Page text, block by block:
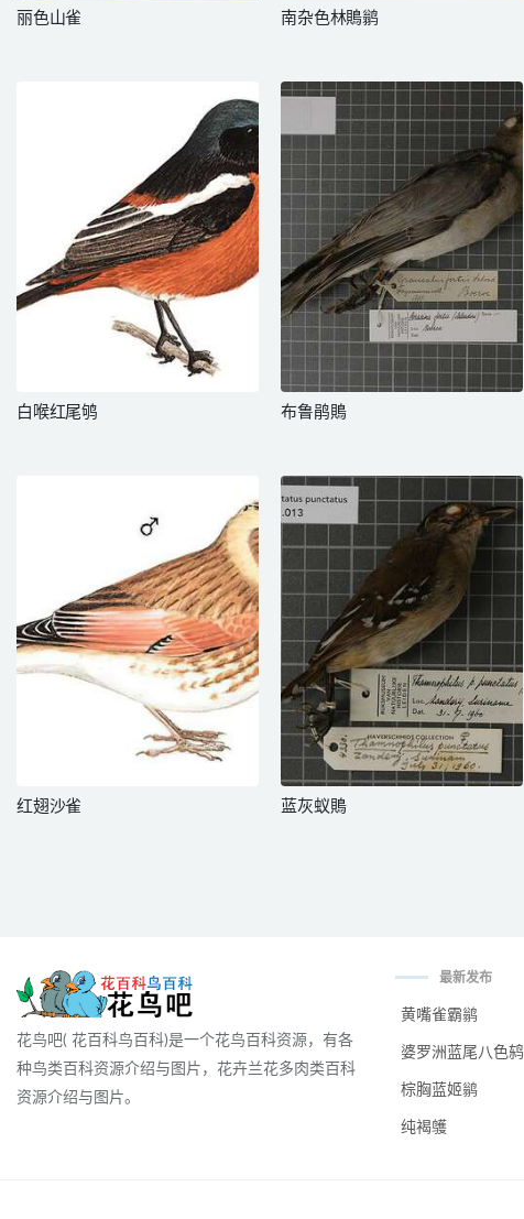
丽色山雀 南杂色林鵙鹟
白喉红尾鸲 布鲁鹃鵙
红翅沙雀 蓝灰蚁鵙
花鸟吧( 花百科鸟百科)是一个花鸟百科资源，有各
种鸟类百科资源介绍与图片，花卉兰花多肉类百科
资源介绍与图片。
最新发布
黄嘴雀霸鹟
婆罗洲蓝尾八色鸫
棕胸蓝姬鹟
纯褐鹱